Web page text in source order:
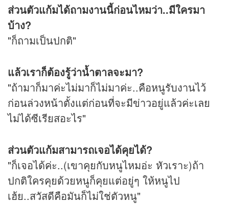
ส่วนตัวแก้มได้ถามงานนี้ก่อนไหมว่า..มีใครมา
บ้าง?
"ก็ถามเป็นปกติ"
แล้วเราก็ต้องรู้ว่าน้ำตาลจะมา?
"ถ้ามาก็มาค่ะไม่มาก็ไม่มาค่ะ..คือหนูรับงานไว้
ก่อนล่วงหน้าตั้งแต่ก่อนที่จะมีข่าวอยู่แล้วค่ะเลย
ไม่ได้ซีเรียสอะไร"
ส่วนตัวแก้มสามารถเจอได้คุยได้?
"ก็เจอได้ค่ะ..(เขาคุยกับหนูไหมอ่ะ หัวเราะ)ถ้า
ปกติใครคุยด้วยหนูก็คุยแต่อยู่ๆ ให้หนูไป
เฮ้ย..สวัสดีคือมันก็ไม่ใช่ตัวหนู"